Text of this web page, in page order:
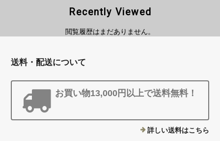
Recently Viewed
閲覧履歴はまだありません。
送料・配送について
お買い物13,000円以上で送料無料！
詳しい送料はこちら